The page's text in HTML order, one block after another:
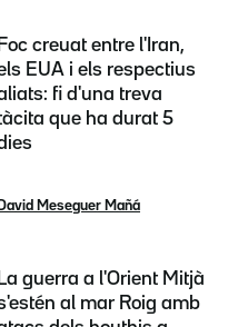
Foc creuat entre l'Iran,
EUA i els respectius
fi d'una treva
tàcita que ha durat 5
David Meseguer Mañá
La guerra a l'Orient Mitjà
al mar Roig amb